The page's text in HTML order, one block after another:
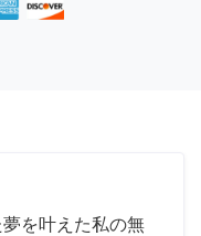
を叶えた私の無